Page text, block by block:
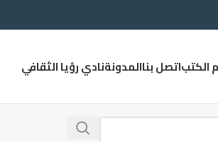
الكتباتصل بناالمدونةنادي رؤيا الثقافي